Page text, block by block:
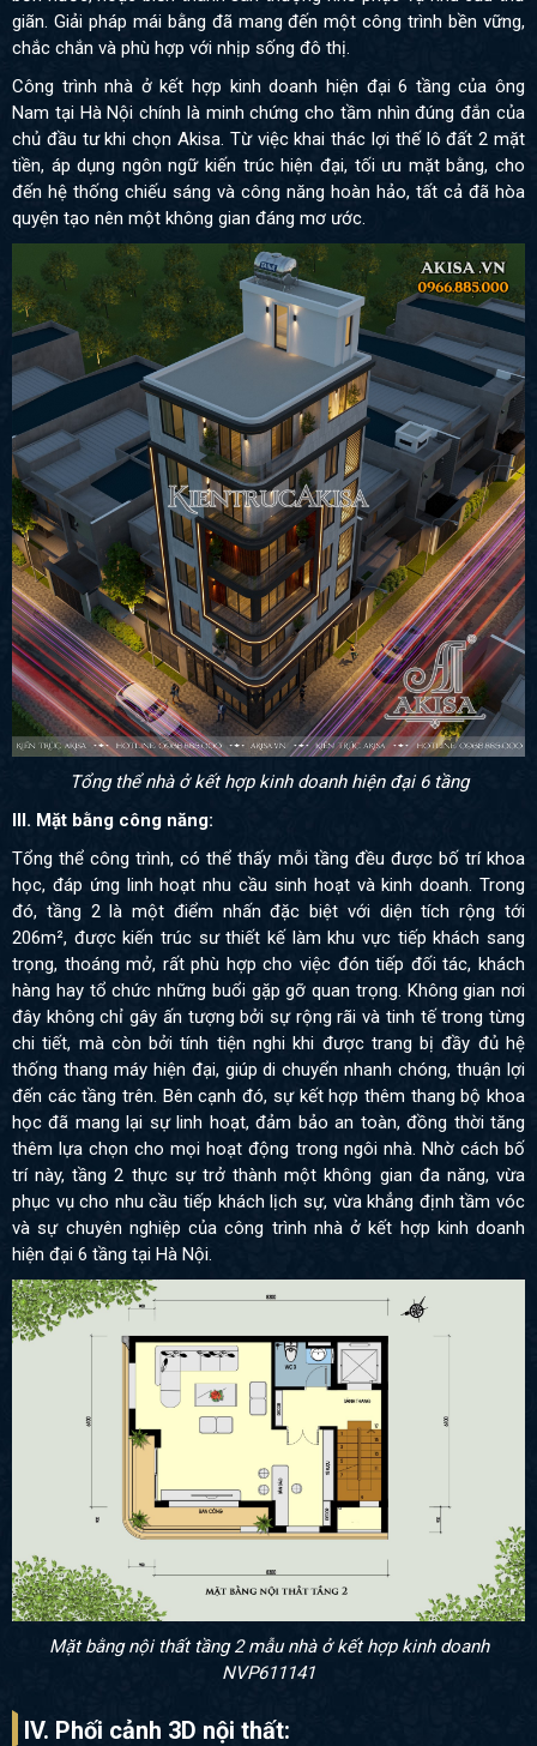
giãn. Giải pháp mái bằng đã mang đến một công trình bền vững,
chắc chắn và phù hợp với nhịp sống đô thị.
Công trình nhà ở kết hợp kinh doanh hiện đại 6 tầng của ông
Nam tại Hà Nội chính là minh chứng cho tầm nhìn đúng đắn của
chủ đầu tư khi chọn Akisa. Từ việc khai thác lợi thế lô đất 2 mặt
tiền, áp dụng ngôn ngữ kiến trúc hiện đại, tối ưu mặt bằng, cho
đến hệ thống chiếu sáng và công năng hoàn hảo, tất cả đã hòa
quyện tạo nên một không gian đáng mơ ước.
Tổng thể nhà ở kết hợp kinh doanh hiện đại 6 tầng
III. Mặt bằng công năng:
Tổng thể công trình, có thể thấy mỗi tầng đều được bố trí khoa
học, đáp ứng linh hoạt nhu cầu sinh hoạt và kinh doanh. Trong
đó, tầng 2 là một điểm nhấn đặc biệt với diện tích rộng tới
206m², được kiến trúc sư thiết kế làm khu vực tiếp khách sang
trọng, thoáng mở, rất phù hợp cho việc đón tiếp đối tác, khách
hàng hay tổ chức những buổi gặp gỡ quan trọng. Không gian nơi
đây không chỉ gây ấn tượng bởi sự rộng rãi và tinh tế trong từng
chi tiết, mà còn bởi tính tiện nghi khi được trang bị đầy đủ hệ
thống thang máy hiện đại, giúp di chuyển nhanh chóng, thuận lợi
đến các tầng trên. Bên cạnh đó, sự kết hợp thêm thang bộ khoa
học đã mang lại sự linh hoạt, đảm bảo an toàn, đồng thời tăng
thêm lựa chọn cho mọi hoạt động trong ngôi nhà. Nhờ cách bố
trí này, tầng 2 thực sự trở thành một không gian đa năng, vừa
phục vụ cho nhu cầu tiếp khách lịch sự, vừa khẳng định tầm vóc
và sự chuyên nghiệp của công trình nhà ở kết hợp kinh doanh
hiện đại 6 tầng tại Hà Nội.
Mặt bằng nội thất tầng 2 mẫu nhà ở kết hợp kinh doanh
NVP611141
IV. Phối cảnh 3D nội thất: